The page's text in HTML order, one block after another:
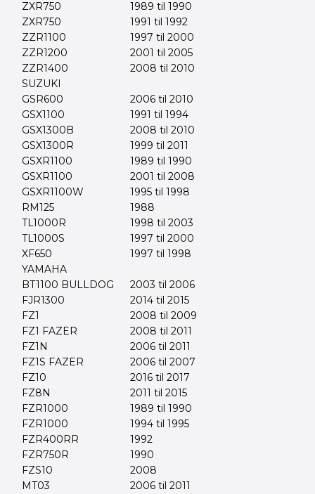
ZXR750
1989 til 1990
ZXR750
1991 til 1992
ZZR1100
1997 til 2000
ZZR1200
2001 til 2005
ZZR1400
2008 til 2010
SUZUKI
GSR600
2006 til 2010
GSX1100
1991 til 1994
GSX1300B
2008 til 2010
GSX1300R
1999 til 2011
GSXR1100
1989 til 1990
GSXR1100
2001 til 2008
GSXR1100W
1995 til 1998
RM125
1988
TL1000R
1998 til 2003
TL1000S
1997 til 2000
XF650
1997 til 1998
YAMAHA
BT1100 BULLDOG
2003 til 2006
FJR1300
2014 til 2015
FZ1
2008 til 2009
FZ1 FAZER
2008 til 2011
FZ1N
2006 til 2011
FZ1S FAZER
2006 til 2007
FZ10
2016 til 2017
FZ8N
2011 til 2015
FZR1000
1989 til 1990
FZR1000
1994 til 1995
FZR400RR
1992
FZR750R
1990
FZS10
2008
MT03
2006 til 2011